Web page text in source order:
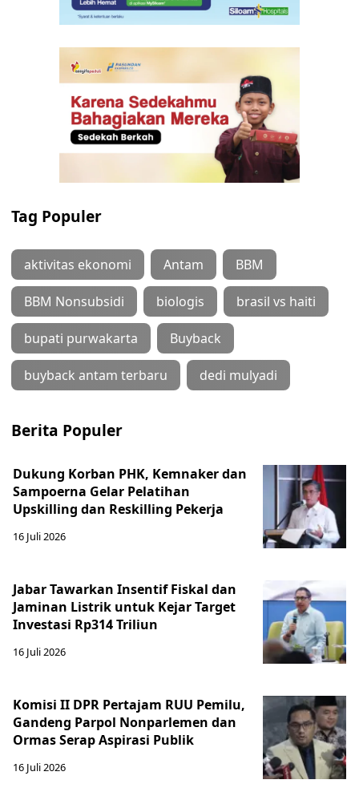
Tag Populer
aktivitas ekonomi Antam BBM
BBM Nonsubsidi biologis brasil vs haiti
bupati purwakarta Buyback
buyback antam terbaru dedi mulyadi
Berita Populer
Dukung Korban PHK, Kemnaker dan
Sampoerna Gelar Pelatihan
Upskilling dan Reskilling Pekerja
16 Juli 2026
Jabar Tawarkan Insentif Fiskal dan
Jaminan Listrik untuk Kejar Target
Investasi Rp314 Triliun
16 Juli 2026
Komisi II DPR Pertajam RUU Pemilu,
Gandeng Parpol Nonparlemen dan
Ormas Serap Aspirasi Publik
16 Juli 2026